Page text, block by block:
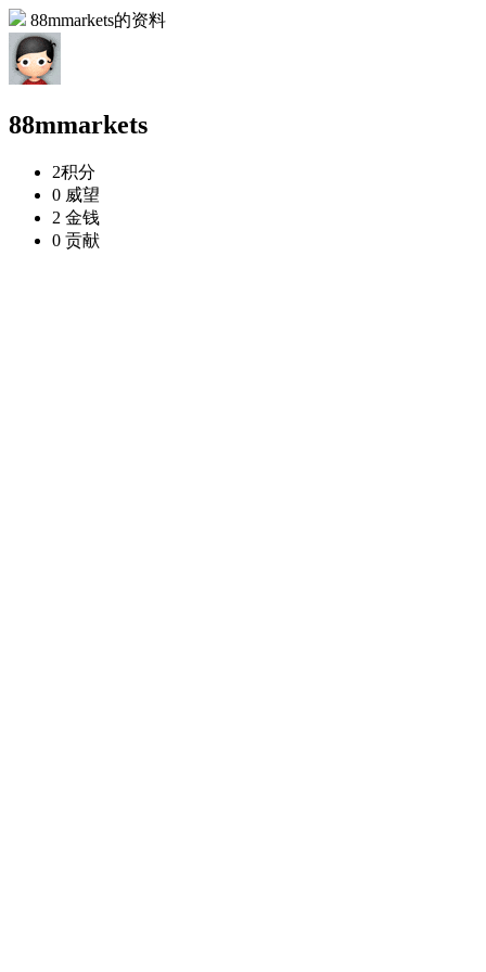
88mmarkets的资料
88mmarkets
2积分
0 威望
2 金钱
0 贡献